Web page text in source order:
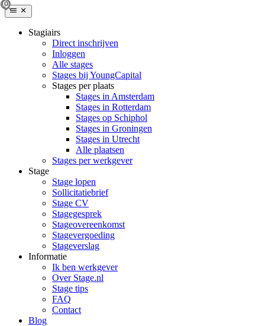
Stagiairs
Direct inschrijven
Inloggen
Alle stages
Stages bij YoungCapital
Stages per plaats
Stages in Amsterdam
Stages in Rotterdam
Stages op Schiphol
Stages in Groningen
Stages in Utrecht
Alle plaatsen
Stages per werkgever
Stage
Stage lopen
Sollicitatiebrief
Stage CV
Stagegesprek
Stageovereenkomst
Stagevergoeding
Stageverslag
Informatie
Ik ben werkgever
Over Stage.nl
Stage tips
FAQ
Contact
Blog